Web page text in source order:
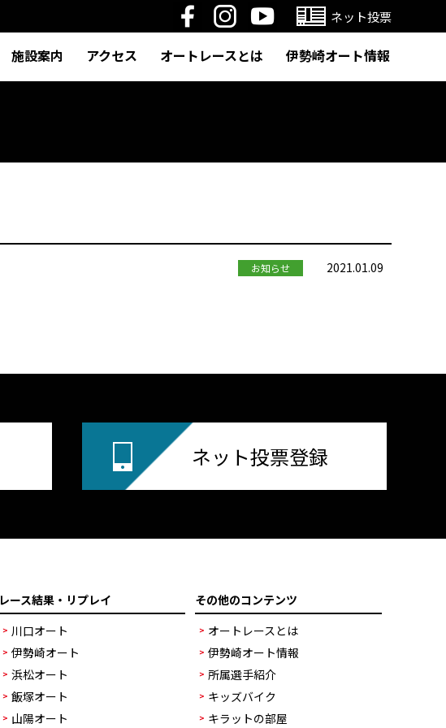
ネット投票
施設案内 アクセス オートレースとは 伊勢崎オート情報
お知らせ 2021.01.09
ネット投票登録
レース結果・リプレイ
川口オート
伊勢崎オート
浜松オート
飯塚オート
山陽オート
その他のコンテンツ
オートレースとは
伊勢崎オート情報
所属選手紹介
キッズバイク
キラットの部屋